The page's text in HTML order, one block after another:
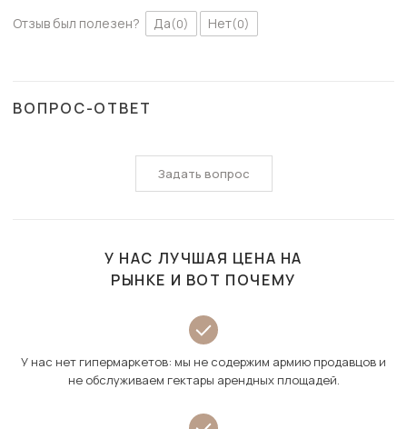
Отзыв был полезен? Да(0) Нет(0)
ВОПРОС-ОТВЕТ
Задать вопрос
У НАС ЛУЧШАЯ ЦЕНА НА
РЫНКЕ И ВОТ ПОЧЕМУ
У нас нет гипермаркетов: мы не содержим армию продавцов и
не обслуживаем гектары арендных площадей.